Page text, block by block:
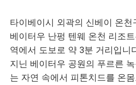
타이베이시 외곽의 신베이 온천
베이터우 난펑 텐웨 온천 리조
역에서 도보로 약 3분 거리입니
지닌 베이터우 공원의 푸르른
는 자연 속에서 피톤치드를 온